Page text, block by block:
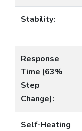
Stability:
Response
Time (63%
Step
Change):
Self-Heating